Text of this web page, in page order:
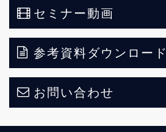
セミナー動画
参考資料ダウンロード
お問い合わせ